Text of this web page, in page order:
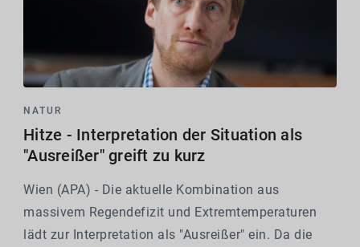
NATUR
Hitze - Interpretation der Situation als
"Ausreißer" greift zu kurz
Wien (APA) - Die aktuelle Kombination aus
massivem Regendefizit und Extremtemperaturen
lädt zur Interpretation als "Ausreißer" ein. Da die